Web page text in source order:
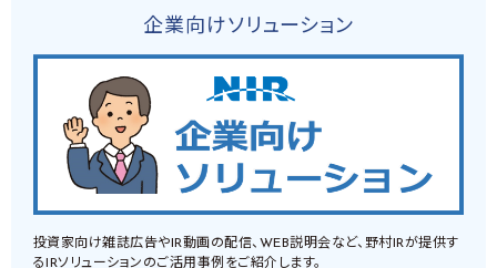
企業向けソリューション
投資家向け雑誌広告やIR動画の配信、WEB説明会など、野村IRが提供す
るIRソリューションのご活用事例をご紹介します。